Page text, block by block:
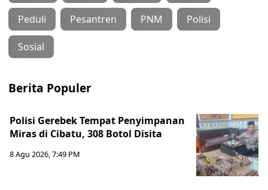
Peduli Pesantren PNM Polisi
Sosial
Berita Populer
Polisi Gerebek Tempat Penyimpanan
Miras di Cibatu, 308 Botol Disita
8 Agu 2026, 7:49 PM